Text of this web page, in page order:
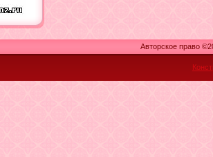
Авторское право